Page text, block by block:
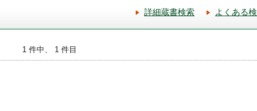
詳細蔵書検索 よくある
1 件中、 1 件目